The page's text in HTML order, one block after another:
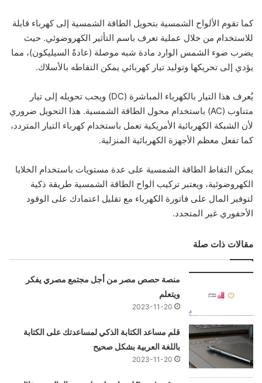
كما تقوم الألواح الشمسية بتحويل الطاقة الشمسية إلى كهرباء قابلة
للاستخدام من خلال عملية تعرف باسم التأثير الكهروضوئي. حيث
يضرب ضوء الشمس الوارد مادة شبه موصلة (عادةً السيليكون)، مما
يؤدي إلى تحريكها وتوليد تيار كهربائي يمكن التقاطه بالأسلاك.
يُعرف هذا التيار بالكهرباء المباشرة (DC) ويجب تحويله إلى تيار
متناوب (AC) باستخدام محول الطاقة الشمسية. هذا التحويل ضروري
لأن الشبكة الكهربائية الأمريكية تعمل باستخدام كهرباء التيار المتردد،
كما تفعل معظم الأجهزة الكهربائية المنزلية.
يمكن التقاط الطاقة الشمسية على عدة مستويات باستخدام الخلايا
الكهروضوئية، ويعتبر تركيب الواح الطاقة الشمسية طريقة ذكية
لتوفير المال على فاتورة الكهرباء مع تقليل اعتمادك على الوقود
الأحفوري غير المتجدد.
مقالات ذات صلة
منصة حصص مصر من أجل مجتمع مصري يفكر
ويتعلم
2023-11-20
قلم مساعد الكتابة الذكي لمساعدتك على الكتابة
باللغة العربية بشكل صحيح
2023-11-20